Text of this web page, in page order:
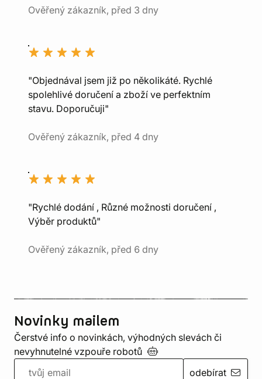
Ověřený zákazník, před 3 dny
"Objednával jsem již po několikáté. Rychlé
spolehlivé doručení a zboží ve perfektním
stavu. Doporučuji"
Ověřený zákazník, před 4 dny
"Rychlé dodání , Různé možnosti doručení ,
Výběr produktů"
Ověřený zákazník, před 6 dny
Novinky mailem
Čerstvé info o novinkách, výhodných slevách či
nevyhnutelné vzpouře robotů
odebírat